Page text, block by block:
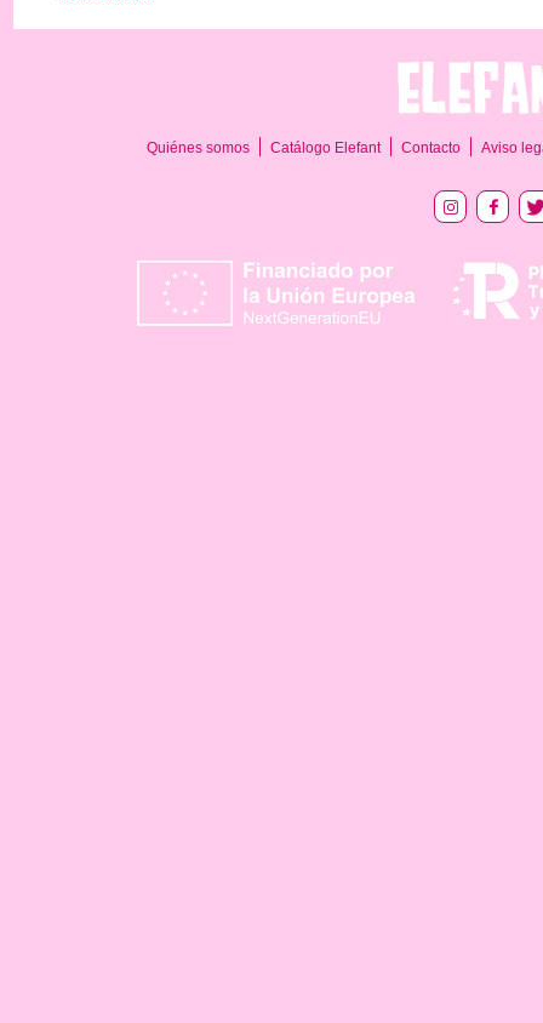
Quiénes somos Catálogo Elefant Contacto Aviso